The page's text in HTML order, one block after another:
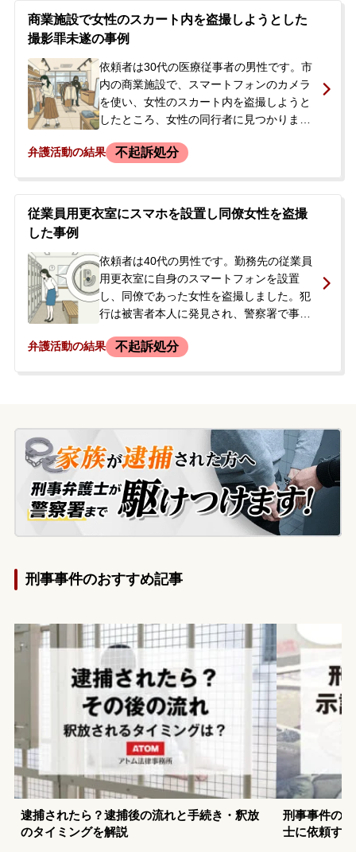
呼び出しを受けました。依頼者には同種の
前歴が複数回あり、他にも多数の余罪があ
ると自認していました。逮捕や実名報道へ
の強い不安から、当事務所へ相談に来られ
ました。
商業施設で女性のスカート内を盗撮しようとした
撮影罪未遂の事例
依頼者は30代の医療従事者の男性です。市
内の商業施設で、スマートフォンのカメラ
を使い、女性のスカート内を盗撮しようと
したところ、女性の同行者に見つかりまし
察署で事情聴取を受けました。その日は妻
から連絡が来る状況でした。依頼者は、本
件が職場や近隣に知られてしまうことを非
ため、当事務所へ相談に来られました。
弁護活動の結果 不起訴処分
従業員用更衣室にスマホを設置し同僚女性を盗撮
した事例
依頼者は40代の男性です。勤務先の従業員
用更衣室に自身のスマートフォンを設置
し、同僚であった女性を盗撮しました。犯
行は被害者本人に発見され、警察署で事情
事実を認めたため、その日のうちに帰宅を
交渉について不安を感じ、当事務所に相談
されました。
弁護活動の結果 不起訴処分
刑事事件のおすすめ記事
逮捕されたら？逮捕後の流れと手続き・釈放
のタイミングを解説
刑事事件の
士に依頼す